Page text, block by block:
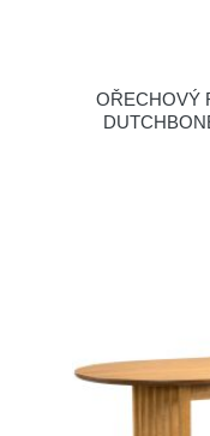
OŘECHOVÝ